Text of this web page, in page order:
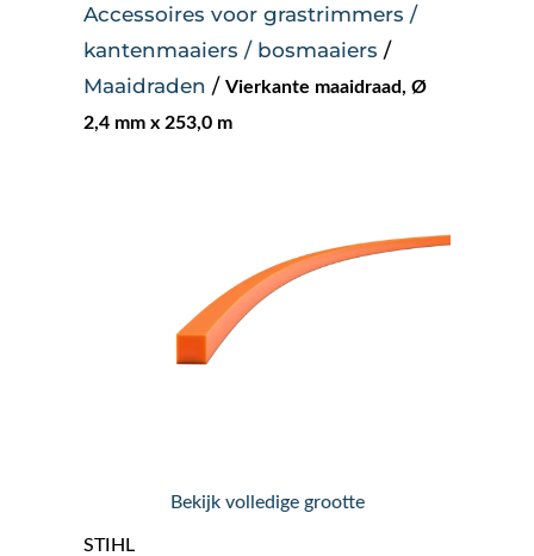
STIHL
Occasions
Over ons
Accessoires voor grastrimmers /
kantenmaaiers / bosmaaiers /
Maaidraden / Vierkante maaidraad, Ø
2,4 mm x 253,0 m
Bekijk volledige grootte
STIHL